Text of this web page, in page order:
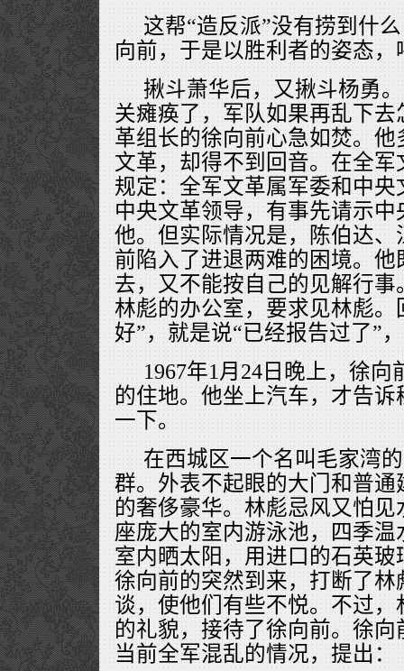
这帮“造反派”没有捞到什
向前，于是以胜利者的姿态，
揪斗萧华后，又揪斗杨勇
关瘫痪了，军队如果再乱下
革组长的徐向前心急如焚。
文革，却得不到回音。在全
规定：全军文革属军委和中
中央文革领导，有事先请示
他。但实际情况是，陈伯达
前陷入了进退两难的困境。
去，又不能按自己的见解行
林彪的办公室，要求见林彪。
好”，就是说“已经报告过了”
1967年1月24日晚上，徐
的住地。他坐上汽车，才告诉
一下。
在西城区一个名叫毛家湾
群。外表不起眼的大门和普
的奢侈豪华。林彪忌风又怕
座庞大的室内游泳池，四季
室内晒太阳，用进口的石英
徐向前的突然到来，打断了
谈，使他们有些不悦。不过
的礼貌，接待了徐向前。徐
当前全军混乱的情况，提出：